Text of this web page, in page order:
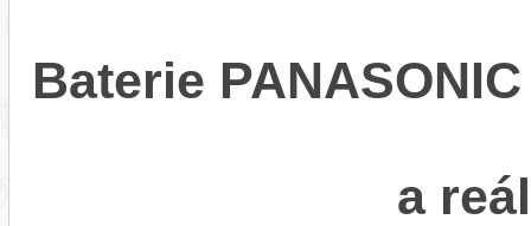
Baterie
a